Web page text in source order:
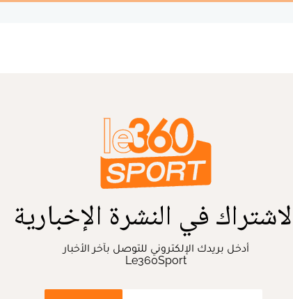
في النشرة الإخبارية
أدخل بريدك الإلكتروني للتوصل بآخر الأخبار
Le360Sport